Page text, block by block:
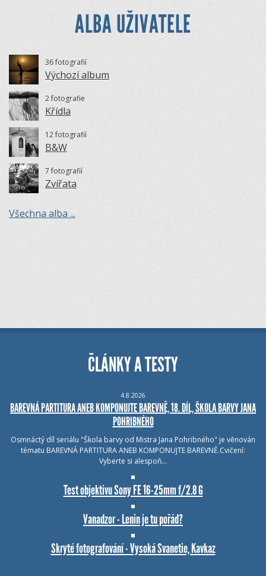
ALBA UŽIVATELE
36 fotografií
Výchozí album
2 fotografie
Křídla
12 fotografií
B&W
7 fotografií
Zvířata
Všechna alba ...
ČLÁNKY A TESTY
4.8.2026
BAREVNÁ PARTITURA ANEB KOMPONUJTE BAREVNĚ, 18. DÍL, ŠKOLA BARVY JANA
POHRIBNÉHO
Osmnáctý díl seriálu "Škola barvy od Mistra Jana Pohribného" je věnován
tématu BAREVNÁ PARTITURA ANEB KOMPONUJTE BAREVNĚ.Cvičení:
Vyberte si alespoň…
Test objektivu Sony FE 16-25mm f/2.8 G
Vanadzor - Lenin je tu pořád?
Skryté fotografování - Vysoká Svanetie, Kavkaz